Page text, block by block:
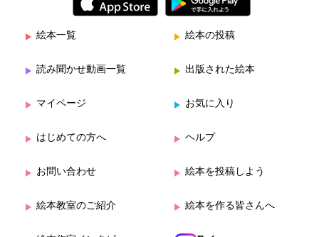
絵本一覧 絵本の投稿
読み聞かせ動画一覧 出版された絵本
マイページ お気に入り
はじめての方へ ヘルプ
お問い合わせ 絵本を投稿しよう
絵本教室のご紹介 絵本を作る皆さんへ